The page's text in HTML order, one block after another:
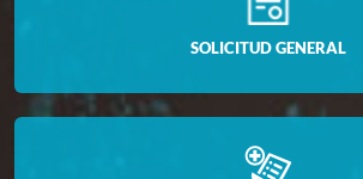
SOLICITUD GENERAL